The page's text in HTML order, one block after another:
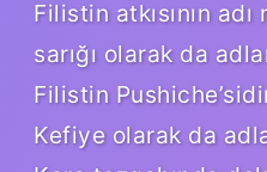
Filistin atkısının
sarığı olarak da
Filistin
Kefiye olarak da